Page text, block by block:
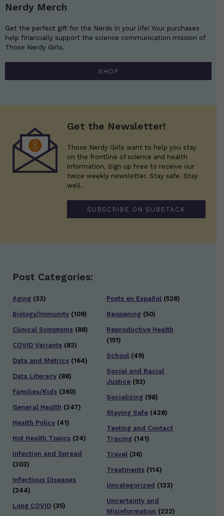
Nerdy Merch
Get the perfect gift for the Nerds in your life! Your purchases
help financially support the science communication mission of
Those Nerdy Girls.
SHOP
Get the Newsletter!
Those Nerdy Girls want to help you stay
on the frontline of science and health
information. Sign up hree to receive our
twice weekly newsletter. Stay safe. Stay
well.
SUBSCRIBE ON SUBSTACK
Post Categories:
Aging (33)
Biology/Immunity (109)
Clinical Symptoms (88)
COVID Variants (82)
Data and Metrics (164)
Data Literacy (88)
Families/Kids (360)
General Health (247)
Health Policy (41)
Hot Health Topics (24)
Infection and Spread
(303)
Infectious Diseases
(244)
Long COVID (35)
Posts en Español (528)
Reopening (50)
Reproductive Health
(151)
School (49)
Social and Racial
Justice (92)
Socializing (98)
Staying Safe (428)
Testing and Contact
Tracing (141)
Travel (36)
Treatments (114)
Uncategorized (133)
Uncertainty and
Misinformation (222)